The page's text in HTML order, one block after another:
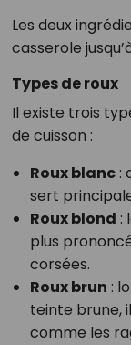
Les deux
casserole
Types de roux
Il existe trois
de cuisson :
Roux blanc:
sert
Roux blond :
plus
corsées.
Roux brun :
teinte brune,
comme les